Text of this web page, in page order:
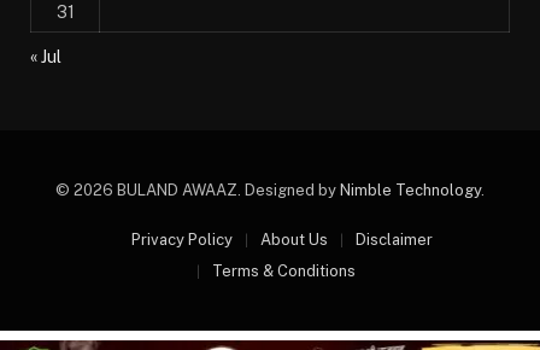
31
« Jul
© 2026 BULAND AWAAZ. Designed by Nimble Technology.
Privacy Policy About Us
Disclaimer
Terms & Conditions